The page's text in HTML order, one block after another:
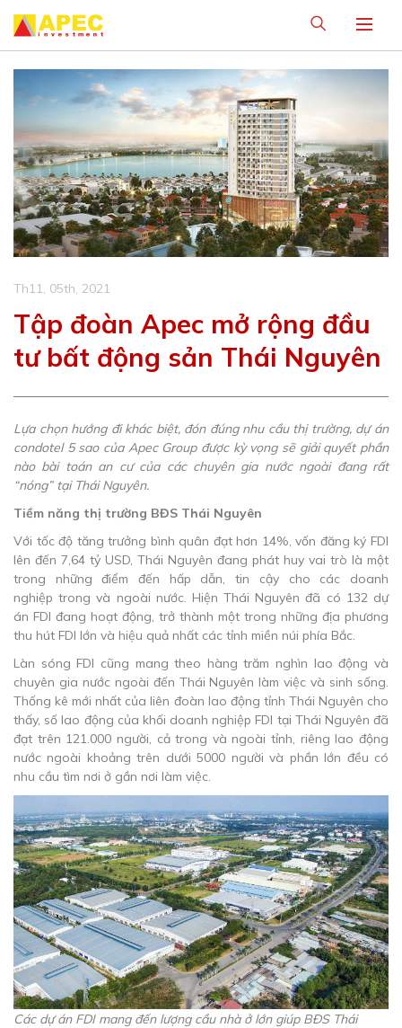
i
Th11, 05th, 2021
Tập đoàn Apec mở rộng đầu
tư bất động sản Thái Nguyên
Lựa chọn hướng đi khác biệt, đón đúng nhu cầu thị trường, dự án
condotel 5 sao của Apec Group được kỳ vọng sẽ giải quyết phần
nào bài toán an cư của các chuyên gia nước ngoài đang rất
“nóng” tại Thái Nguyên.
Tiềm năng thị trường BĐS Thái Nguyên
Với tốc độ tăng trưởng bình quân đạt hơn 14%, vốn đăng ký FDI
lên đến 7,64 tỷ USD, Thái Nguyên đang phát huy vai trò là một
trong những điểm đến hấp dẫn, tin cậy cho các doanh
nghiệp trong và ngoài nước. Hiện Thái Nguyên đã có 132 dự
án FDI đang hoạt động, trở thành một trong những địa phương
thu hút FDI lớn và hiệu quả nhất các tỉnh miền núi phía Bắc.
Làn sóng FDI cũng mang theo hàng trăm nghìn lao động và
chuyên gia nước ngoài đến Thái Nguyên làm việc và sinh sống.
Thống kê mới nhất của liên đoàn lao động tỉnh Thái Nguyên cho
thấy, số lao động của khối doanh nghiệp FDI tại Thái Nguyên đã
đạt trên 121.000 người, cả trong và ngoài tỉnh, riêng lao động
nước ngoài khoảng trên dưới 5000 người và phần lớn đều có
nhu cầu tìm nơi ở gần nơi làm việc.
Các dự án FDI mang đến lượng cầu nhà ở lớn giúp BĐS Thái